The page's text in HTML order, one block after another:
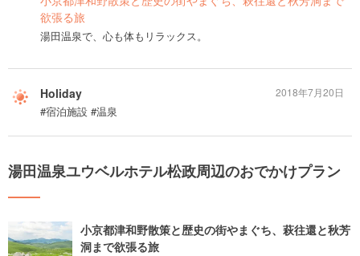
欲張る旅
湯田温泉で、心も体もリラックス。
Holiday
#宿泊施設 #温泉
2018年7月20日
湯田温泉ユウベルホテル松政周辺のおでかけプラン
小京都津和野散策と歴史の街やまぐち、萩往還と秋芳
洞まで欲張る旅